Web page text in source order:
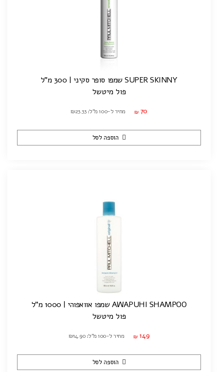
SUPER SKINNY שמפו סופר סקיני | 300 מ"ל
פול מיטשל
₪ 70 מחיר ל-100 מ"ל: ₪23.33
הוספה לסל
AWAPUHI SHAMPOO שמפו אוואפוהי | 1000 מ"ל
פול מיטשל
₪ 149 מחיר ל-100 מ"ל: ₪14.90
הוספה לסל